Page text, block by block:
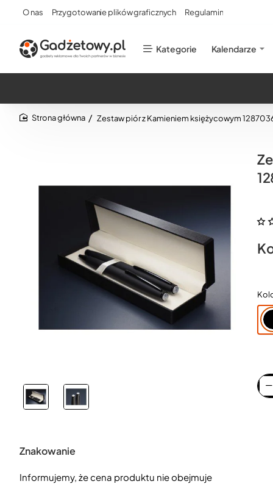
O nas Przygotowanie plików graficznych Regulamin
Kategorie Kalendarze
Zestaw piór z Kamieniem księżycowym
Znakowanie
Informujemy, że cena produktu nie obejmuje